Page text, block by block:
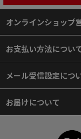
オンラインショップ
お支払い方法につい
メール受信設定につ
お届けについて